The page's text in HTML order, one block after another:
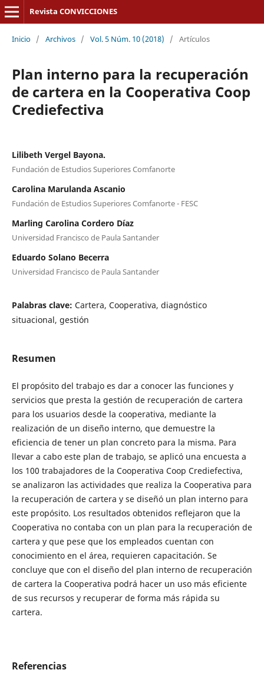
Revista CONVICCIONES
Inicio / Archivos / Vol. 5 Núm. 10 (2018) / Artículos
Plan interno para la recuperación
de cartera en la Cooperativa Coop
Crediefectiva
Lilibeth Vergel Bayona.
Fundación de Estudios Superiores Comfanorte
Carolina Marulanda Ascanio
Fundación de Estudios Superiores Comfanorte - FESC
Marling Carolina Cordero Díaz
Universidad Francisco de Paula Santander
Eduardo Solano Becerra
Universidad Francisco de Paula Santander
Palabras clave: Cartera, Cooperativa, diagnóstico
situacional, gestión
Resumen
El propósito del trabajo es dar a conocer las funciones y
servicios que presta la gestión de recuperación de cartera
para los usuarios desde la cooperativa, mediante la
realización de un diseño interno, que demuestre la
eficiencia de tener un plan concreto para la misma. Para
llevar a cabo este plan de trabajo, se aplicó una encuesta a
los 100 trabajadores de la Cooperativa Coop Crediefectiva,
se analizaron las actividades que realiza la Cooperativa para
la recuperación de cartera y se diseñó un plan interno para
este propósito. Los resultados obtenidos reflejaron que la
Cooperativa no contaba con un plan para la recuperación de
cartera y que pese que los empleados cuentan con
conocimiento en el área, requieren capacitación. Se
concluye que con el diseño del plan interno de recuperación
de cartera la Cooperativa podrá hacer un uso más eficiente
de sus recursos y recuperar de forma más rápida su
cartera.
Referencias